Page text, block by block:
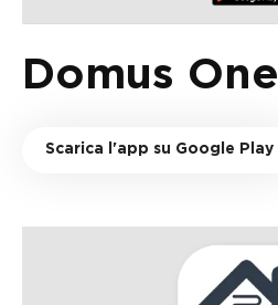
Domus One
Scarica l'app su Google Play